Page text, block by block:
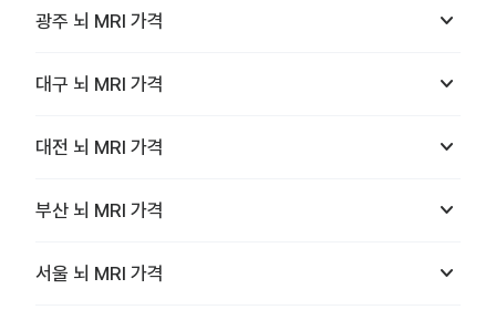
광주 뇌 MRI 가격 keyboard_arrow_down
대구 뇌 MRI 가격 keyboard_arrow_down
대전 뇌 MRI 가격 keyboard_arrow_down
부산 뇌 MRI 가격 keyboard_arrow_down
서울 뇌 MRI 가격 keyboard_arrow_down